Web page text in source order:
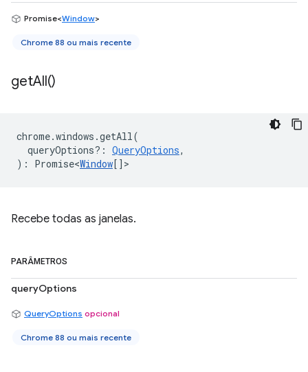
Promise<Window>
Chrome 88 ou mais recente
getAll()
chrome.windows .getAll(
queryOptions? : QueryOptions,
) : Promise<Window[] >
Recebe todas as janelas.
PARÂMETROS
queryOptions
QueryOptions opcional
Chrome 88 ou mais recente